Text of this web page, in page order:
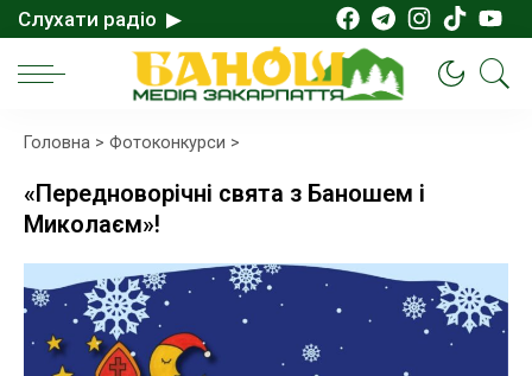
Слухати радіо ▶
Головна > Фотоконкурси >
«Передноворічні свята з Баношем і
Миколаєм»!